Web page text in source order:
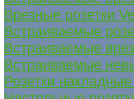
Врезные розетки
Встраиваемые
Встраиваемые
Встраиваемые
Розетки